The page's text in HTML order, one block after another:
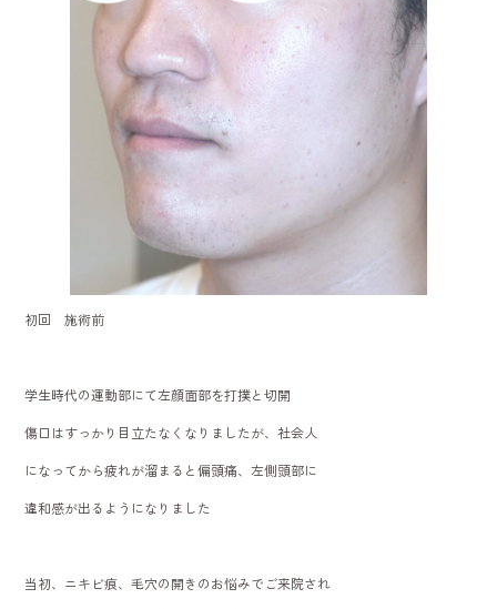
初回 施術前
学生時代の運動部にて左顔面部を打撲と切開
傷口はすっかり目立たなくなりましたが、社会人
になってから疲れが溜まると偏頭痛、左側頭部に
違和感が出るようになりました
当初、ニキビ痕、毛穴の開きのお悩みでご来院され